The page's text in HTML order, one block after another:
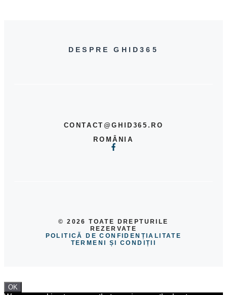
DESPRE GHID365
CONTACT@GHID365.RO
ROMÂNIA
© 2026 TOATE DREPTURILE
REZERVATE
POLITICĂ DE CONFIDENȚIALITATE
TERMENI ȘI CONDIȚII
OK